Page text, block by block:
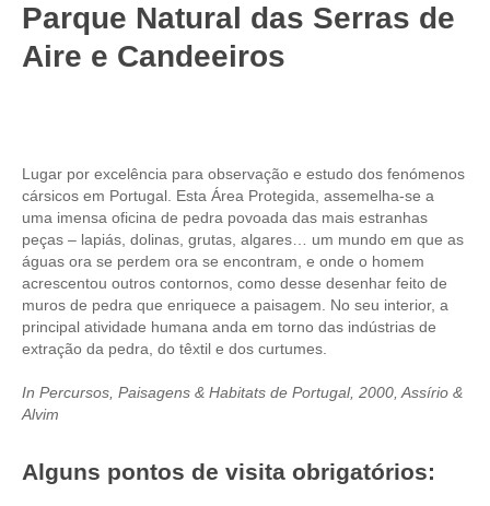
TOURS
Tours 1 Dia
Sintra
Sintra dos Encantos
Sintra, Cabo da Roca e Cascais
Óbidos
Serra de Montejunto e Óbidos
Fátima, Batalha, Nazaré e Óbidos
Um dia em Fátima
Fátima e Ourém
Parque Natural das Serras de
Aire e Candeeiros
Lugar por excelência para observação e estudo dos fenómenos
cársicos em Portugal. Esta Área Protegida, assemelha-se a
uma imensa oficina de pedra povoada das mais estranhas
peças – lapiás, dolinas, grutas, algares… um mundo em que as
águas ora se perdem ora se encontram, e onde o homem
acrescentou outros contornos, como desse desenhar feito de
muros de pedra que enriquece a paisagem. No seu interior, a
principal atividade humana anda em torno das indústrias de
extração da pedra, do têxtil e dos curtumes.
In Percursos, Paisagens & Habitats de Portugal, 2000, Assírio &
Alvim
Alguns pontos de visita obrigatórios: